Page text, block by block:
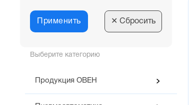
Выберите категорию
Продукция ОВЕН
Применить ✕ Сбросить